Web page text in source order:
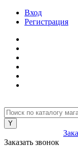
Вход
Регистрация
Заказать звонок